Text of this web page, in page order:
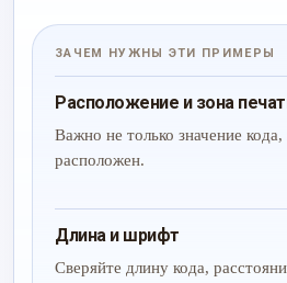
ЗАЧЕМ НУЖНЫ ЭТИ ПРИМЕРЫ
Расположение и зона
Важно не только значение
расположен.
Длина и шрифт
Сверяйте длину кода,